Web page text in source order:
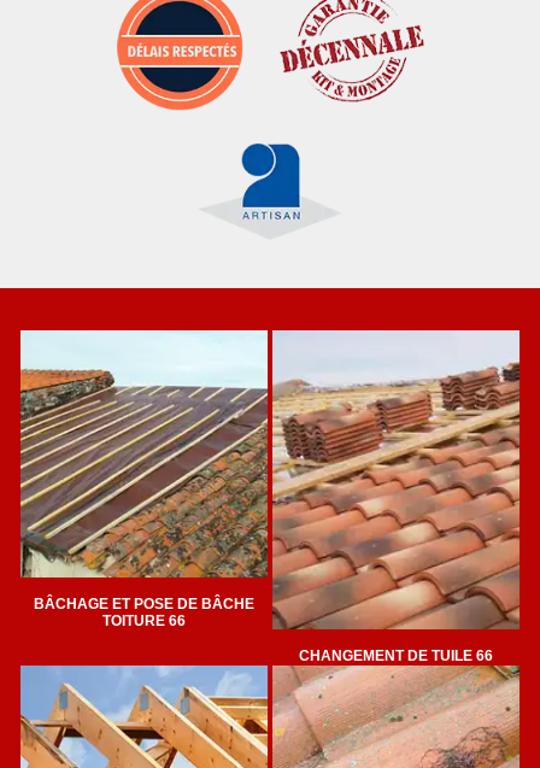
BÂCHAGE ET POSE DE BÂCHE
TOITURE 66
CHANGEMENT DE TUILE 66